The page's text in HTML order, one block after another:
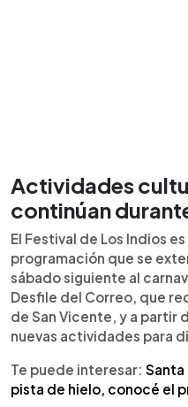
Actividades
continúan
El Festival de Los Indios
programación que se
sábado siguiente al
Desfile del Correo, que
de San Vicente, y a partir
nuevas actividades para
Te puede interesar: Santa
pista de hielo, conocé el